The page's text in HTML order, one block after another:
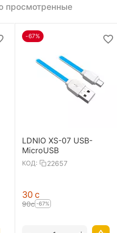
просмотренные
-67%
LDNIO XS-07 USB-
MicroUSB
КОД: 22657
‍30‍ с
‍90‍с -67%